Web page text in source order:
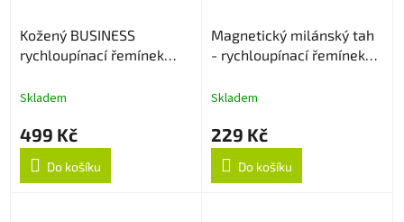
Kožený BUSINESS
rychloupínací řemínek
Skladem
499 Kč
Do košíku
Magnetický milánský tah
- rychloupínací řemínek
Skladem
229 Kč
Do košíku